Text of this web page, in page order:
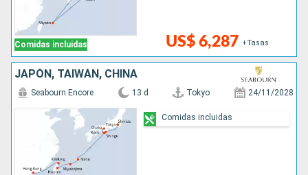
Comidas incluidas US$ 6,287 +Tasas
JAPÓN, TAIWÁN, CHINA
Seabourn Encore 13 d Tokyo 24/11/2028
Comidas incluidas